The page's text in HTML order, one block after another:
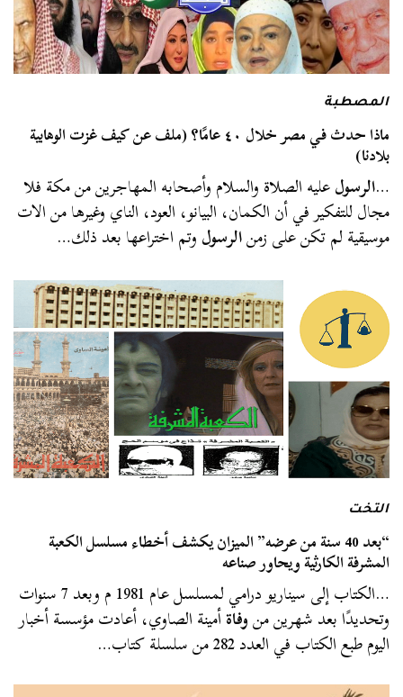
المصطبة
ماذا حدث في مصر خلال ٤٠ عامًا؟ (ملف عن كيف غزت الوهابية
بلادنا)
…الرسولعليه الصلاة والسلام وأصحابه المهاجرين من مكة فلا
مجال للتفكير في أن الكمان، البيانو، العود، الناي وغيرها من الات
موسيقية لم تكن على زمنالرسولوتم اختراعها بعد ذلك…
التخت
“بعد 40 سنة من عرضه” الميزان يكشف أخطاء مسلسل الكعبة
المشرفة الكارثية ويحاور صناعه
…الكتاب إلى سيناريو درامي لمسلسل عام 1981 م وبعد 7 سنوات
وتحديدًا بعد شهرين منوفاةأمينة الصاوي، أعادت مؤسسة أخبار
اليوم طبع الكتاب في العدد 282 من سلسلة كتاب…